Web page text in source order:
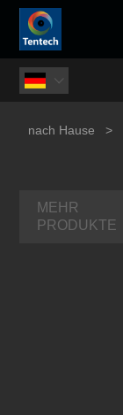

nach Hause >
MEHR
PRODUKTE